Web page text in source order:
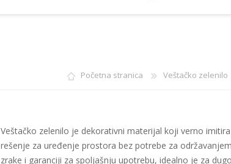
Početna stranica Veštačko zelenilo
Veštačko zelenilo je dekorativni materijal koji verno
rešenje za uređenje prostora bez potrebe za
zrake i garanciji za spoljašnju upotrebu, idealno je za